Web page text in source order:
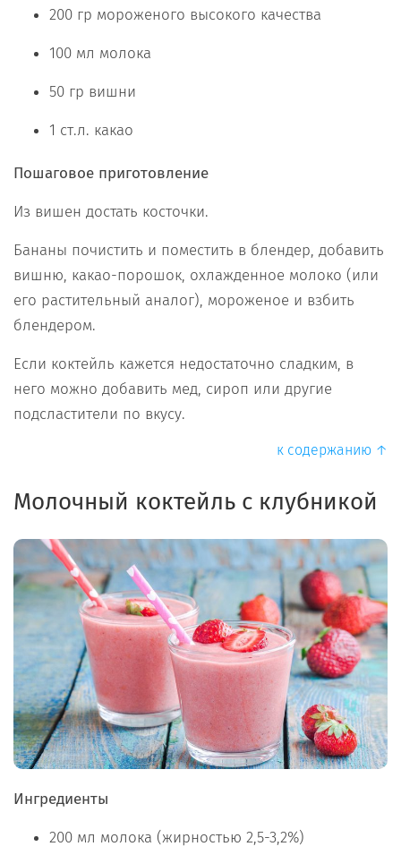
200 гр мороженого высокого качества
100 мл молока
50 гр вишни
1 ст.л. какао
Пошаговое приготовление
Из вишен достать косточки.
Бананы почистить и поместить в блендер, добавить
вишню, какао-порошок, охлажденное молоко (или
его растительный аналог), мороженое и взбить
блендером.
Если коктейль кажется недостаточно сладким, в
него можно добавить мед, сироп или другие
подсластители по вкусу.
к содержанию ↑
Молочный коктейль с клубникой
Ингредиенты
200 мл молока (жирностью 2,5-3,2%)